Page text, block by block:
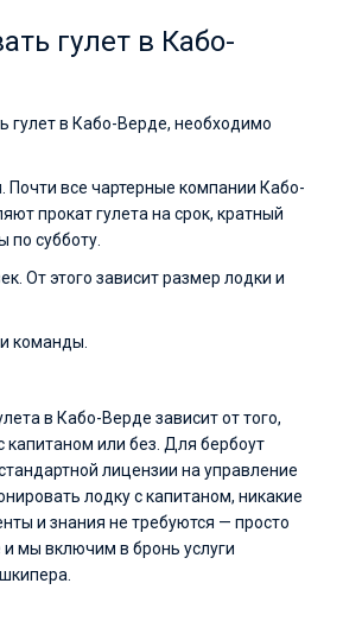
гулет в Кабо-
гулет в Кабо-Верде, необходимо
Почти все чартерные компании Кабо-
прокат гулета на срок, кратный
по субботу.
От этого зависит размер лодки и
команды.
в Кабо-Верде зависит от того,
капитаном или без. Для бербоут
лицензии на управление
лодку с капитаном, никакие
и знания не требуются — просто
и мы включим в бронь услуги